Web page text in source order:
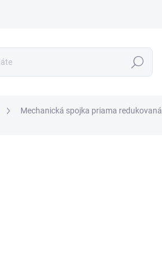
Hľadať
Mechanická spojka priama